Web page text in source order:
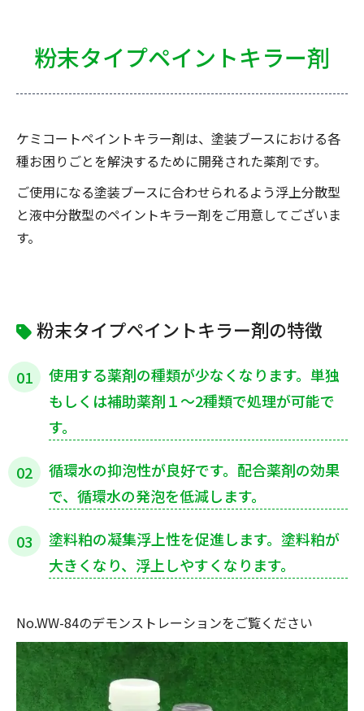
粉末タイプペイントキラー剤
ケミコートペイントキラー剤は、塗装ブースにおける各
種お困りごとを解決するために開発された薬剤です。
ご使用になる塗装ブースに合わせられるよう浮上分散型
と液中分散型のペイントキラー剤をご用意してございま
す。
粉末タイプペイントキラー剤の特徴
01
使用する薬剤の種類が少なくなります。単独
もしくは補助薬剤１～2種類で処理が可能で
す。
02
循環水の抑泡性が良好です。配合薬剤の効果
で、循環水の発泡を低減します。
03
塗料粕の凝集浮上性を促進します。塗料粕が
大きくなり、浮上しやすくなります。
No.WW-84のデモンストレーションをご覧ください